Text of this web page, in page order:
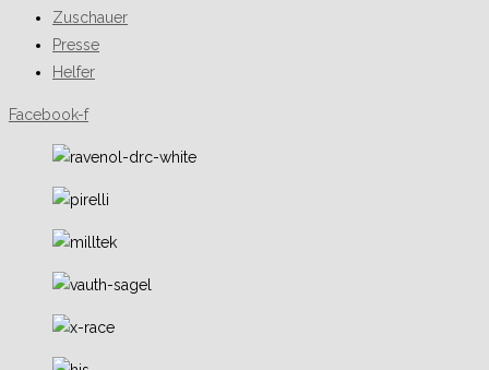
Zuschauer
Presse
Helfer
Facebook-f